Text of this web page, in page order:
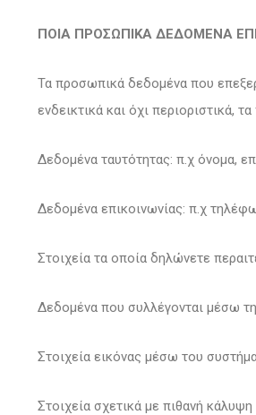
ΠΟΙΑ ΠΡΟΣΩΠΙΚΑ ΔΕΔΟΜΕΝΑ
Τα προσωπικά δεδομένα που
ενδεικτικά και όχι περιοριστικά,
Δεδομένα ταυτότητας: π.χ όνομα,
Δεδομένα επικοινωνίας: π.χ
Στοιχεία τα οποία δηλώνετε
Δεδομένα που συλλέγονται μέσω
Στοιχεία εικόνας μέσω του
Στοιχεία σχετικά με πιθανή